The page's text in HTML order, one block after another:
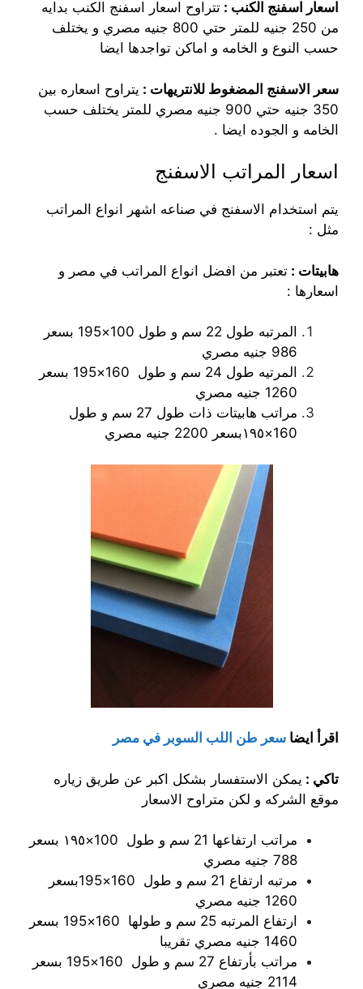
اسعار اسفنج الكنب : تتراوح اسعار اسفنج الكنب بدايه
من 250 جنيه للمتر حتي 800 جنيه مصري و يختلف
حسب النوع و الخامه و اماكن تواجدها ايضا
سعر الاسفنج المضغوط للانتريهات : يتراوح اسعاره بين
350 جنيه حتي 900 جنيه مصري للمتر يختلف حسب
الخامه و الجوده ايضا .
اسعار المراتب الاسفنج
يتم استخدام الاسفنج في صناعه اشهر انواع المراتب
مثل :
هابيتات : تعتبر من افضل انواع المراتب في مصر و
اسعارها :
المرتبه طول 22 سم و طول 100×195 بسعر
986 جنيه مصري
المرتيه طول 24 سم و طول 160×195 بسعر
1260 جنيه مصري
مراتب هابيتات ذات طول 27 سم و طول
160×١٩٥بسعر 2200 جنيه مصري
اقرأ ايضا سعر طن اللب السوبر في مصر
تاكي : يمكن الاستفسار بشكل اكبر عن طريق زياره
موقع الشركه و لكن متراوح الاسعار
مراتب ارتفاعها 21 سم و طول 100×١٩٥ بسعر
788 جنيه مصري
مرتبه ارتفاع 21 سم و طول 160×195بسعر
1260 جنيه مصري
ارتفاع المرتبه 25 سم و طولها 160×195 بسعر
1460 جنيه مصري تقريبا
مراتب بأرتفاع 27 سم و طول 160×195 بسعر
2114 جنيه مصري